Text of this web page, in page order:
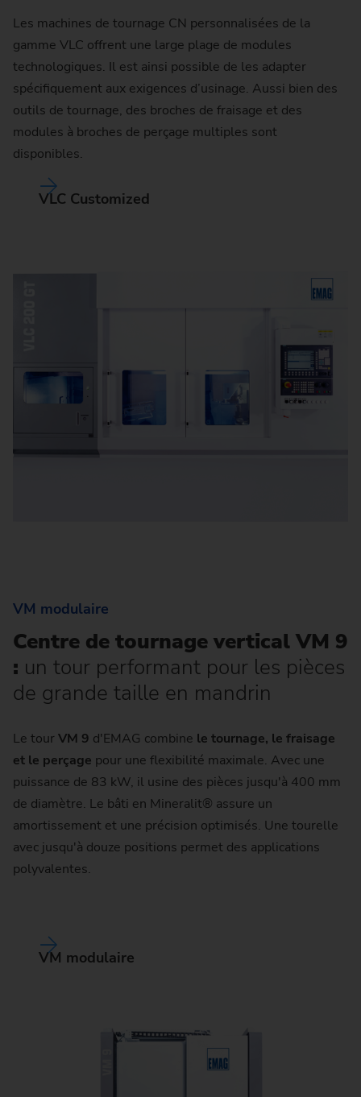
Les machines de tournage CN personnalisées de la
gamme VLC offrent une large plage de modules
technologiques. Il est ainsi possible de les adapter
spécifiquement aux exigences d’usinage. Aussi bien des
outils de tournage, des broches de fraisage et des
modules à broches de perçage multiples sont
disponibles.
VLC Customized
VM modulaire
Centre de tournage vertical VM 9
: un tour performant pour les pièces
de grande taille en mandrin
Le tour VM 9 d'EMAG combine le tournage, le fraisage
et le perçage pour une flexibilité maximale. Avec une
puissance de 83 kW, il usine des pièces jusqu'à 400 mm
de diamètre. Le bâti en Mineralit® assure un
amortissement et une précision optimisés. Une tourelle
avec jusqu'à douze positions permet des applications
polyvalentes.
VM modulaire